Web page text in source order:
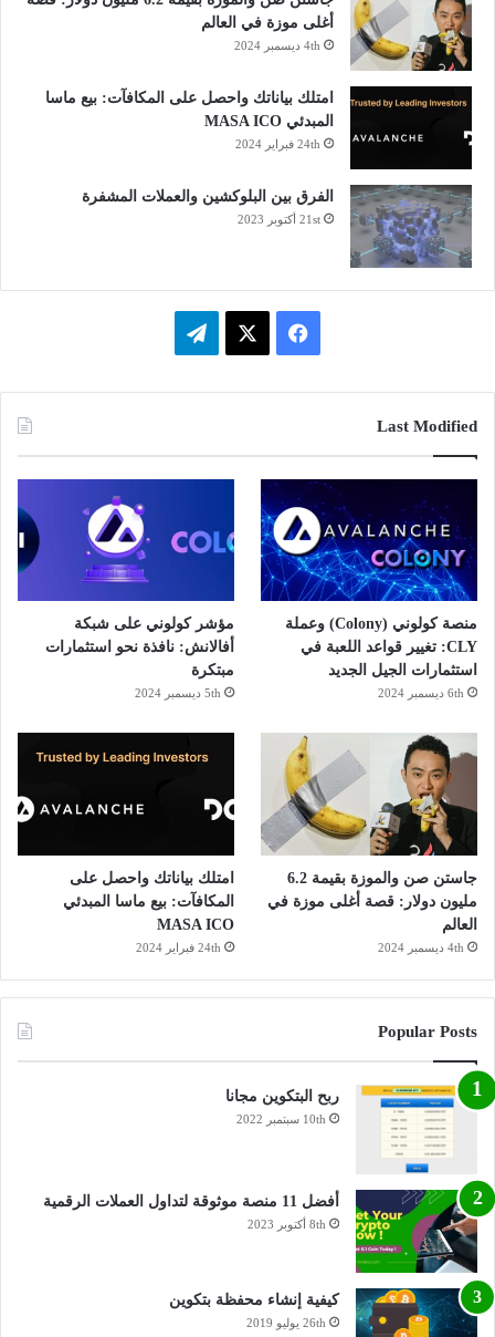
أغلى موزة في العالم
4th ديسمبر 2024
امتلك بياناتك واحصل على المكافآت: بيع ماسا
المبدئي MASA ICO
24th فبراير 2024
الفرق بين البلوكشين والعملات المشفرة
21st أكتوبر 2023
و
ك
ا
م
Last Modified
منصة كولوني (Colony) وعملة
CLY: تغيير قواعد اللعبة في
استثمارات الجيل الجديد
6th ديسمبر 2024
مؤشر كولوني على شبكة
أفالانش: نافذة نحو استثمارات
مبتكرة
5th ديسمبر 2024
جاستن صن والموزة بقيمة 6.2
مليون دولار: قصة أغلى موزة في
العالم
4th ديسمبر 2024
امتلك بياناتك واحصل على
المكافآت: بيع ماسا المبدئي
MASA ICO
24th فبراير 2024
Popular Posts
ربح البتكوين مجانا
10th سبتمبر 2022
أفضل 11 منصة موثوقة لتداول العملات الرقمية
8th أكتوبر 2023
كيفية إنشاء محفظة بتكوين
26th يوليو 2019